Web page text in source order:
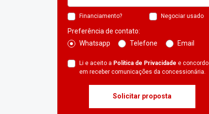
Financiamento? Negociar usado
Preferência de contato:
Whatsapp
Telefone Email
Li e aceito a Política de Privacidade e concordo
em receber comunicações da concessionária.
Solicitar proposta